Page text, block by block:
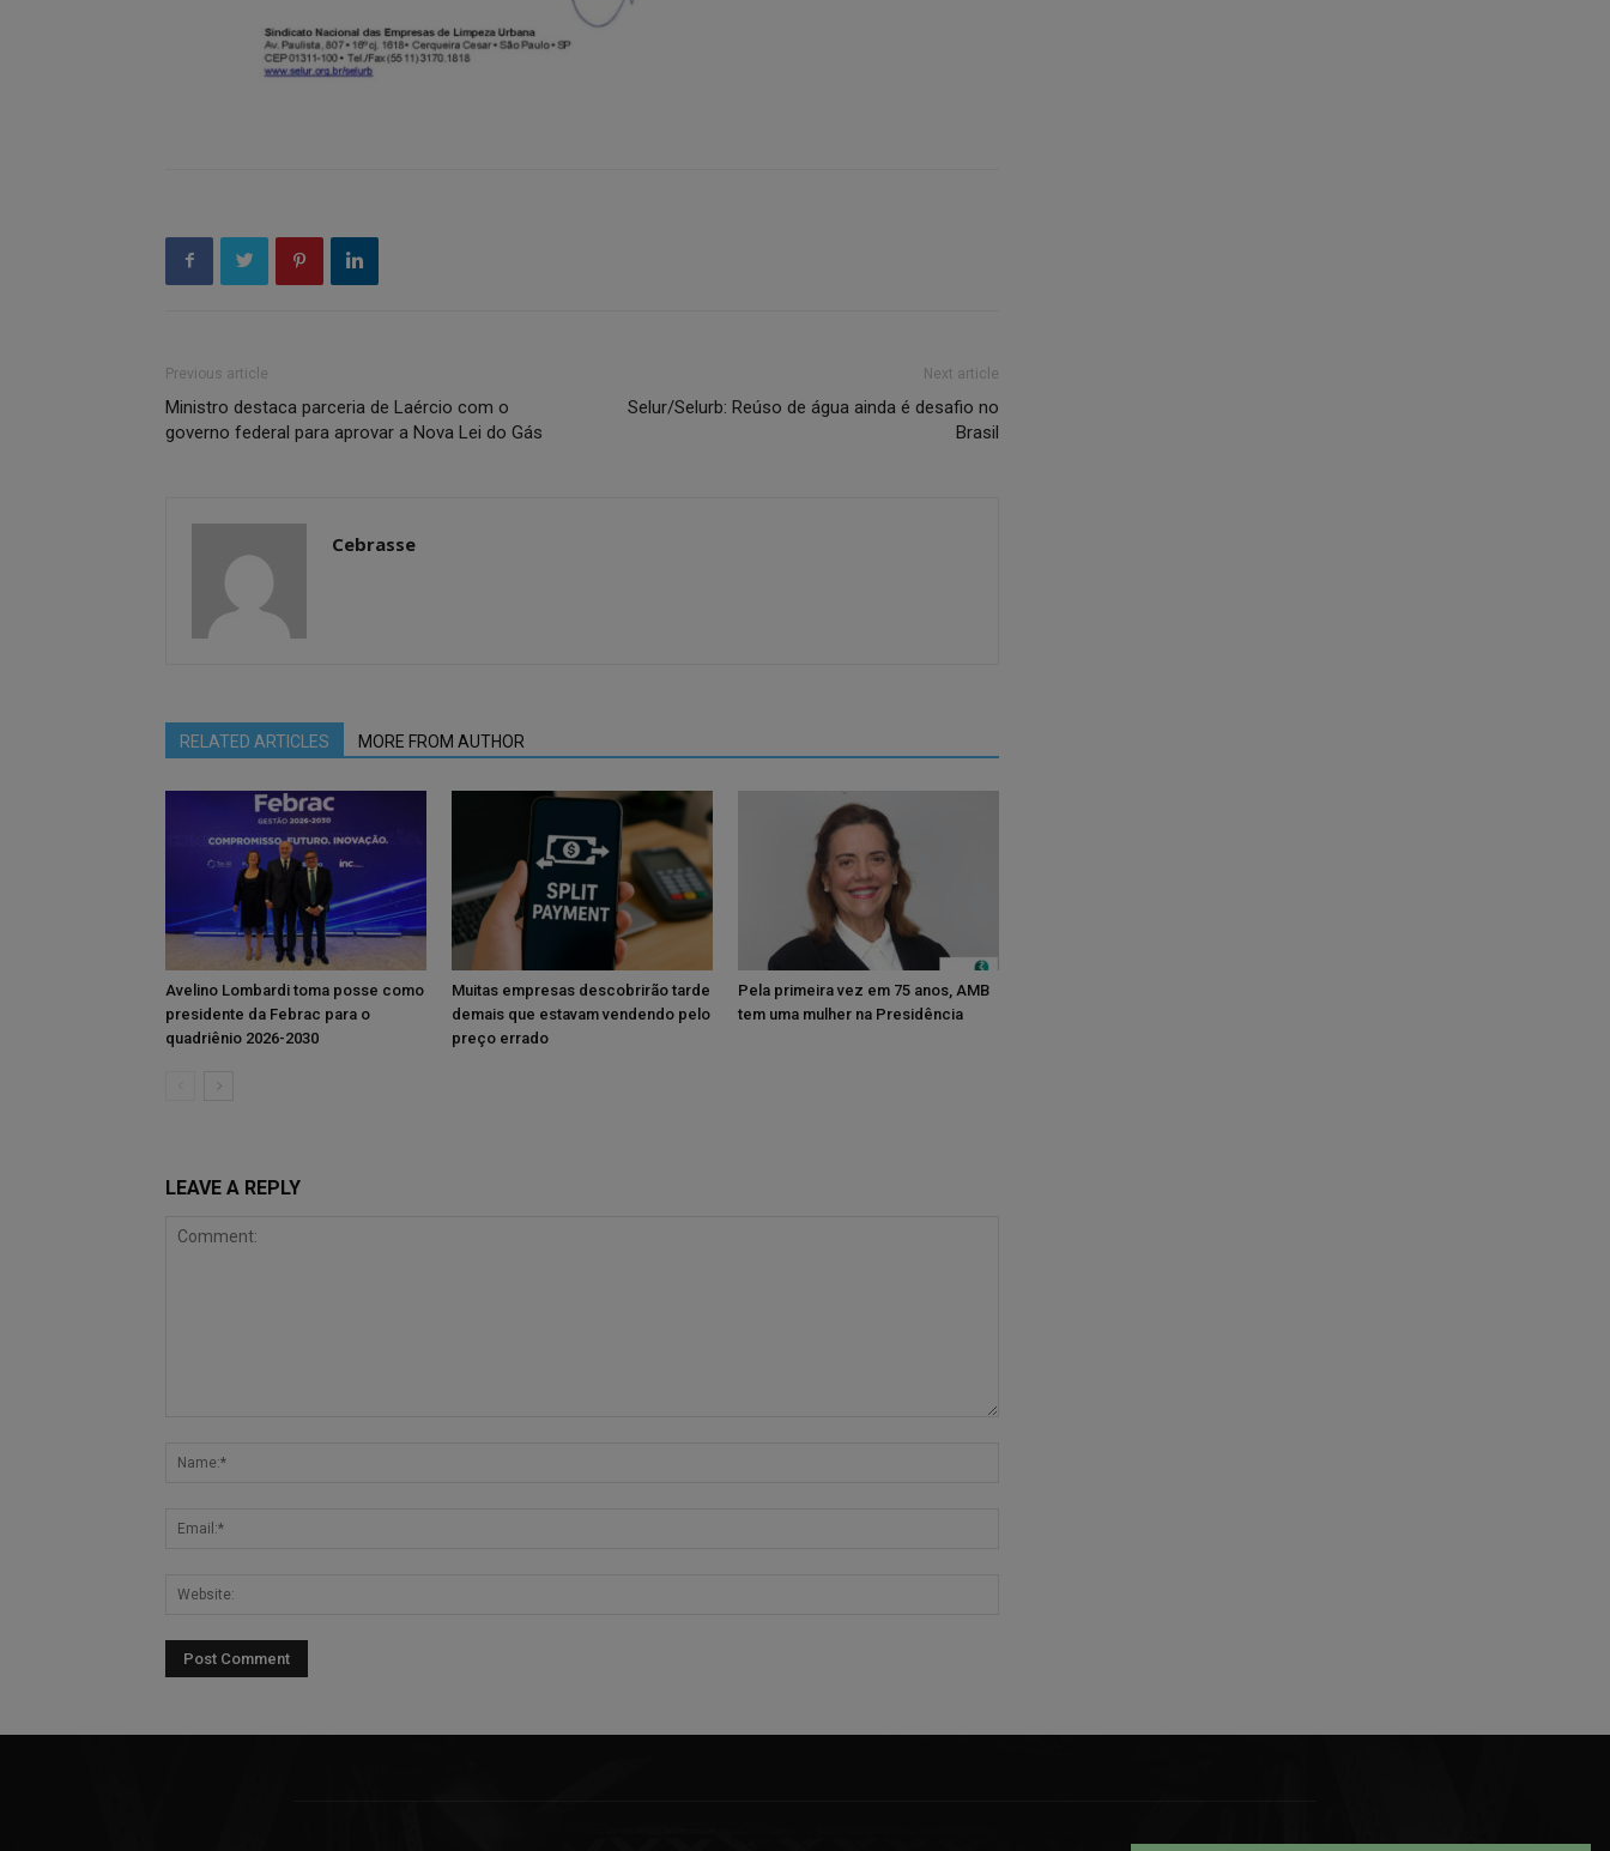
Previous article
Ministro destaca parceria de Laércio com o
governo federal para aprovar a Nova Lei do Gás
Next article
Selur/Selurb: Reúso de água ainda é desafio no
Brasil
Cebrasse
RELATED ARTICLES MORE FROM AUTHOR
Avelino Lombardi toma posse como
presidente da Febrac para o
quadriênio 2026-2030
Muitas empresas descobrirão tarde
demais que estavam vendendo pelo
preço errado
Pela primeira vez em 75 anos, AMB
tem uma mulher na Presidência
LEAVE A REPLY